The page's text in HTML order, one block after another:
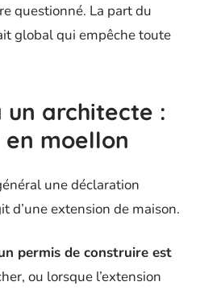
questionné. La part du
global qui empêche toute
un architecte :
moellon
une déclaration
d’une extension de maison.
permis de construire est
ou lorsque l’extension